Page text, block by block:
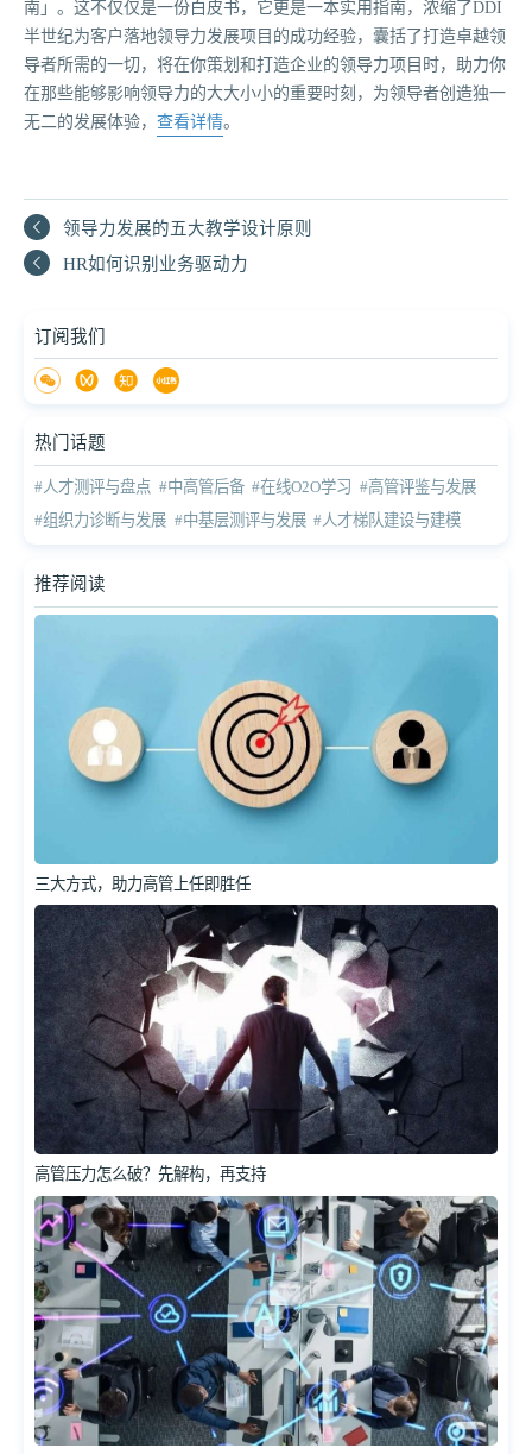
南」。这不仅仅是一份白皮书，它更是一本实用指南，浓缩了DDI
半世纪为客户落地领导力发展项目的成功经验，囊括了打造卓越领
导者所需的一切，将在你策划和打造企业的领导力项目时，助力你
在那些能够影响领导力的大大小小的重要时刻，为领导者创造独一
无二的发展体验， 查看详情。
领导力发展的五大教学设计原则
HR如何识别业务驱动力
订阅我们
热门话题
#人才测评与盘点 #中高管后备 #在线O2O学习 #高管评鉴与发展
#组织力诊断与发展 #中基层测评与发展 #人才梯队建设与建模
推荐阅读
三大方式，助力高管上任即胜任
高管压力怎么破？先解构，再支持